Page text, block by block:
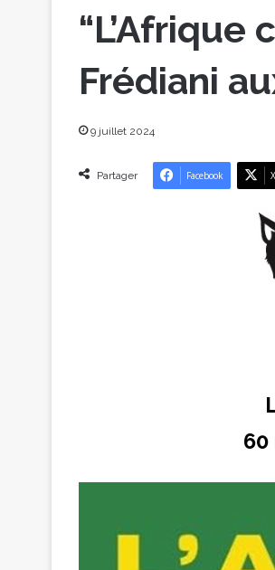
“L’Afrique
Frédiani
9 juillet 2024
Partager Facebook X